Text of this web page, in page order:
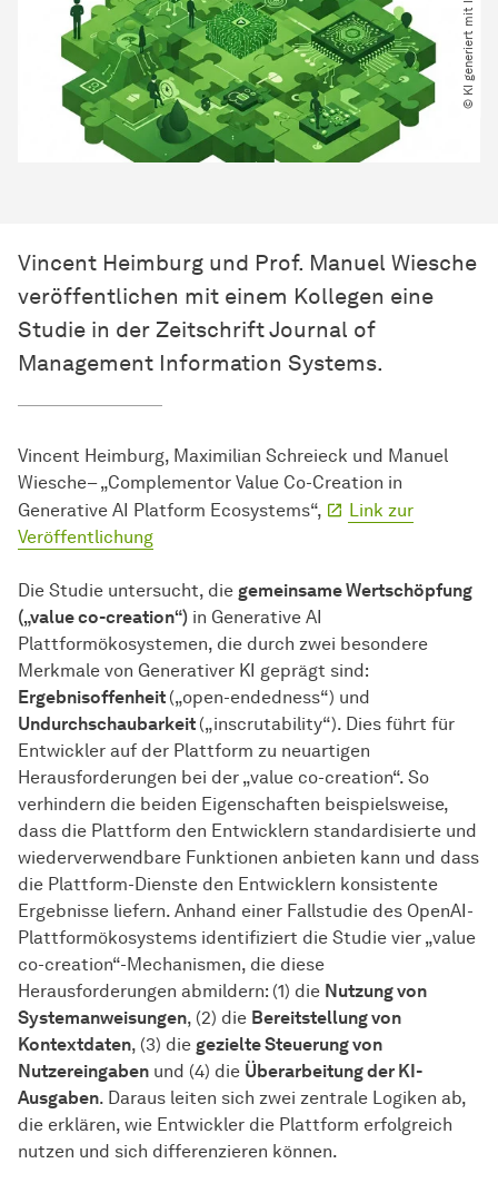
Vincent Heimburg und Prof. Manuel Wiesche
veröffentlichen mit einem Kollegen eine
Studie in der Zeitschrift Journal of
Management Information Systems.
Vincent Heimburg, Maximilian Schreieck und Manuel
Wiesche– „Complementor Value Co-Creation in
Generative AI Platform Ecosystems“,
Link zur
Veröffentlichung
Die Studie untersucht, die gemeinsame Wertschöpfung
(„value co-creation“) in Generative AI
Plattformökosystemen, die durch zwei besondere
Merkmale von Generativer KI geprägt sind:
Ergebnisoffenheit („open-endedness“) und
Undurchschaubarkeit („inscrutability“). Dies führt für
Entwickler auf der Plattform zu neuartigen
Herausforderungen bei der „value co-creation“. So
verhindern die beiden Eigenschaften beispielsweise,
dass die Plattform den Entwicklern standardisierte und
wiederverwendbare Funktionen anbieten kann und dass
die Plattform-Dienste den Entwicklern konsistente
Ergebnisse liefern. Anhand einer Fallstudie des OpenAI-
Plattformökosystems identifiziert die Studie vier „value
co-creation“-Mechanismen, die diese
Herausforderungen abmildern: (1) die Nutzung von
Systemanweisungen, (2) die Bereitstellung von
Kontextdaten, (3) die gezielte Steuerung von
Nutzereingaben und (4) die Überarbeitung der KI-
Ausgaben. Daraus leiten sich zwei zentrale Logiken ab,
die erklären, wie Entwickler die Plattform erfolgreich
nutzen und sich differenzieren können.